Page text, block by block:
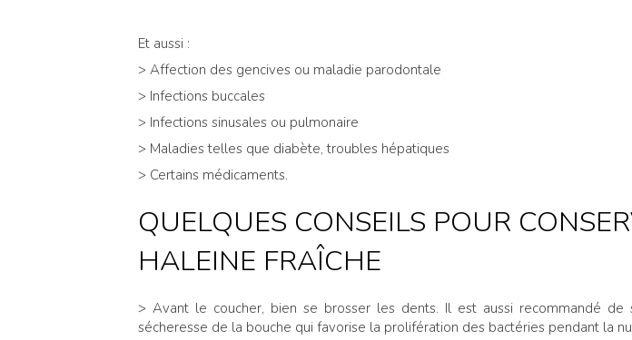
Et aussi :
> Affection des gencives ou maladie parodontale
> Infections buccales
> Infections sinusales ou pulmonaire
> Maladies telles que diabète, troubles hépatiques
> Certains médicaments.
QUELQUES CONSEILS POUR
HALEINE FRAÎCHE
> Avant le coucher, bien se brosser les dents. Il est aussi recommandé de
sécheresse de la bouche qui favorise la prolifération des bactéries pendant la